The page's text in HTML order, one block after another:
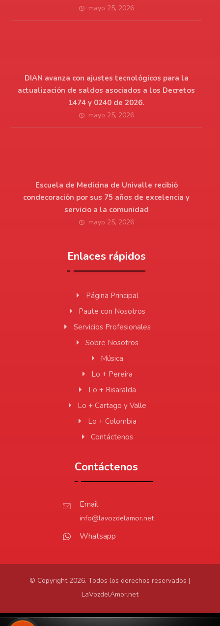
mayo 25, 2026
DIAN avanza con ajustes tecnológicos para la
actualización de saldos asociados a los Decretos
1474 y 0240 de 2026.
mayo 25, 2026
Escuela de Medicina de Univalle recibió
condecoración por sus 75 años de excelencia y
servicio a la comunidad
mayo 25, 2026
Enlaces rápidos
Página Principal
Paute con Nosotros
Servicios Profesionales
Sobre Nosotros
Música
Lo + Pereira
Lo + Risaralda
Lo + Cartago y Valle
Lo + Colombia
Contáctenos
Contáctenos
Email
info@lavozdelamor.net
Whatsapp
© Copyright 2026. Todos los derechos reservados |
LaVozdelAmor.net
Protección de Datos